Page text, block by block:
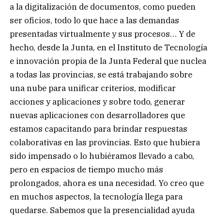
a la digitalización de documentos, como pueden
ser oficios, todo lo que hace a las demandas
presentadas virtualmente y sus procesos… Y de
hecho, desde la Junta, en el Instituto de Tecnología
e innovación propia de la Junta Federal que nuclea
a todas las provincias, se está trabajando sobre
una nube para unificar criterios, modificar
acciones y aplicaciones y sobre todo, generar
nuevas aplicaciones con desarrolladores que
estamos capacitando para brindar respuestas
colaborativas en las provincias. Esto que hubiera
sido impensado o lo hubiéramos llevado a cabo,
pero en espacios de tiempo mucho más
prolongados, ahora es una necesidad. Yo creo que
en muchos aspectos, la tecnología llega para
quedarse. Sabemos que la presencialidad ayuda